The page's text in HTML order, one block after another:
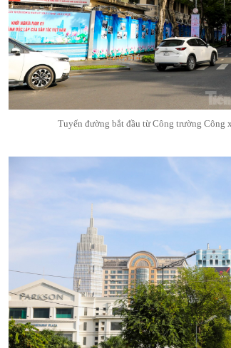
Tuyến đường bắt đầu từ Công trường Công